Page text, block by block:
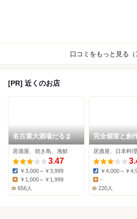
口コミをもっと見る（
[PR] 近くのお店
名古屋大酒場だるま
居酒屋、焼き鳥、海鮮
3.47
Dinner:
￥3,000～￥3,999
￥1,000～￥1,999
656人
完全個室と創
こころざし 名
店
居酒屋、日本料
Dinner:
￥4,000～￥
-
220人